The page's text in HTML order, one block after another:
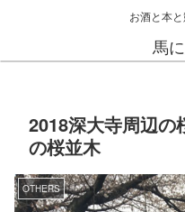
お酒と本
馬
2018深大寺周辺
の桜並木
OTHERS